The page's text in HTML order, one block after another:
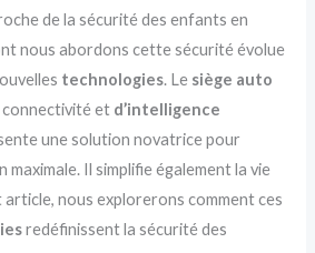
de la sécurité des enfants en
nous abordons cette sécurité évolue
technologies. Le siège auto
connectivité et d’intelligence
une solution novatrice pour
Il simplifie également la vie
article, nous explorerons comment ces
redéfinissent la sécurité des